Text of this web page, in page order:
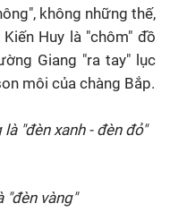
không những thế,
Huy là "chôm" đồ
Giang "ra tay" lục
môi của chàng Bắp.
"đèn xanh - đèn đỏ"
"đèn vàng"